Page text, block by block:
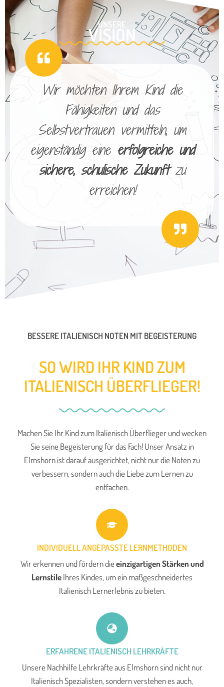
UNSERE
VISION
Wir möchten Ihrem Kind die
Fähigkeiten und das
Selbstvertrauen vermitteln, um
eigenständig eine erfolgreiche und
sichere, schulische Zukunftzu
erreichen!
BESSERE ITALIENISCH NOTEN MIT BEGEISTERUNG
SO WIRD IHR KIND ZUM
ITALIENISCH ÜBERFLIEGER!
Machen Sie Ihr Kind zum Italienisch Überflieger und wecken
Sie seine Begeisterung für das Fach! Unser Ansatz in
Elmshorn ist darauf ausgerichtet, nicht nur die Noten zu
verbessern, sondern auch die Liebe zum Lernen zu
entfachen.
INDIVIDUELL ANGEPASSTE LERNMETHODEN
Wir erkennen und fördern dieeinzigartigen Stärken und
LernstileIhres Kindes, um ein maßgeschneidertes
Italienisch Lernerlebnis zu bieten.
ERFAHRENE ITALIENISCH LEHRKRÄFTE
Unsere Nachhilfe Lehrkräfte aus Elmshorn sind nicht nur
Italienisch Spezialisten, sondern verstehen es auch,